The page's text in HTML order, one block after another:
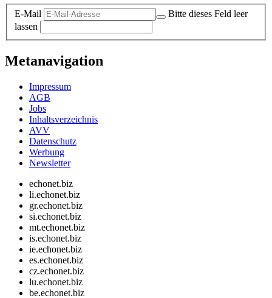
E-Mail
Bitte dieses Feld leer
lassen
Metanavigation
Impressum
AGB
Jobs
Inhaltsverzeichnis
AVV
Datenschutz
Werbung
Newsletter
echonet.biz
li.echonet.biz
gr.echonet.biz
si.echonet.biz
mt.echonet.biz
is.echonet.biz
ie.echonet.biz
es.echonet.biz
cz.echonet.biz
lu.echonet.biz
be.echonet.biz